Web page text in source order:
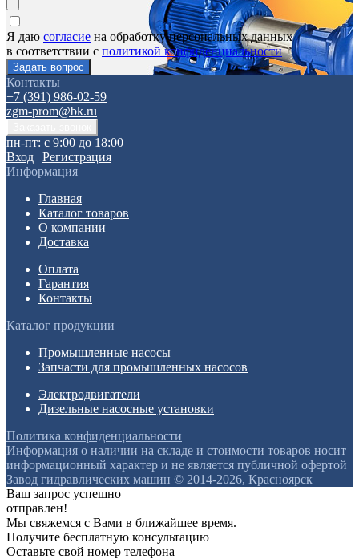
Я даю согласие на обработку персональных данных
в соответствии с политикой конфиденциальности
Контакты
+7 (391) 986-02-59
zgm-prom@bk.ru
пн-пт: с 9:00 до 18:00
Вход | Регистрация
Информация
Главная
Каталог товаров
О компании
Доставка
Оплата
Гарантия
Контакты
Каталог продукции
Промышленные насосы
Запчасти для промышленных насосов
Электродвигатели
Дизельные насосные установки
Политика конфиденциальности
Информация о наличии на складе и стоимости товаров носит
информационный характер и не является публичной офертой
Завод гидравлических машин © 2014-2026, Красноярск
Ваш запрос успешно
отправлен!
Мы свяжемся с Вами в ближайшее время.
Получите бесплатную консультацию
Оставьте свой номер телефона